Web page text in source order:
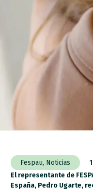
Fespau, Noticias
El representante de
España, Pedro Ugarte,